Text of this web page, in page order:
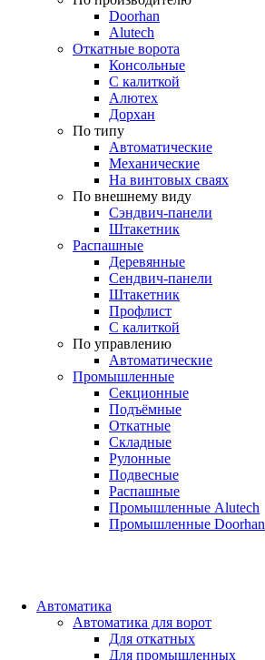
Doorhan
Alutech
Откатные ворота
Консольные
С калиткой
Алютех
Дорхан
По типу
Автоматические
Механические
На винтовых сваях
По внешнему виду
Сэндвич-панели
Штакетник
Распашные
Деревянные
Сендвич-панели
Штакетник
Профлист
С калиткой
По управлению
Автоматические
Промышленные
Секционные
Подъёмные
Откатные
Складные
Рулонные
Подвесные
Распашные
Промышленные Alutech
Промышленные Doorhan
Автоматика
Автоматика для ворот
Для откатных
Для промышленных